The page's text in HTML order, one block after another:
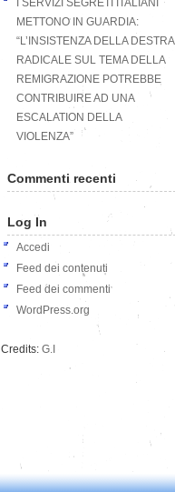
I SERVIZI SEGRETI ITALIANI
METTONO IN GUARDIA:
“L’INSISTENZA DELLA DESTRA
RADICALE SUL TEMA DELLA
REMIGRAZIONE POTREBBE
CONTRIBUIRE AD UNA
ESCALATION DELLA
VIOLENZA”
Commenti recenti
Log In
Accedi
Feed dei contenuti
Feed dei commenti
WordPress.org
Credits: G.I